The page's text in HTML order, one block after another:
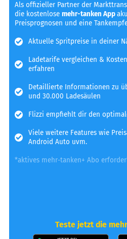
Als offizieller Partner der
die kostenlosemehr-tanken App
Preisprognosen und eine
Aktuelle Spritpreise in deiner
Ladetarife vergleichen &
erfahren
Detaillierte Informationen zu
und 30.000 Ladesäulen
Flizzi empfiehlt dir den
Viele weitere Features wie
Android Auto uvm.
*aktives mehr-tanken+ Abo
Teste jetzt die